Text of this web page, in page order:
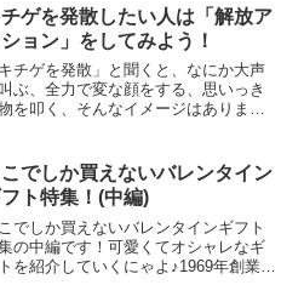
を忘れていたので自分で撮った写真
ないですごめんなさい！！...
ゲを発散したい人は「解放ア
ョン」をしてみよう！
キチゲを発散」と聞くと、なにか大声
ぶ、全力で変な顔をする、思いっき
を叩く、そんなイメージはありませ
散の仕方を変えてみました。 管理
んキチゲって「心の抑...
こでしか買えないバレンタイン
ト特集！(中編)
でしか買えないバレンタインギフト
の中編です！可愛くてオシャレなギ
を紹介していくにゃよ♪1969年創業の